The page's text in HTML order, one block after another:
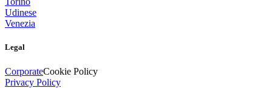
Udinese
Venezia
Legal
CorporateCookie Policy
Privacy Policy